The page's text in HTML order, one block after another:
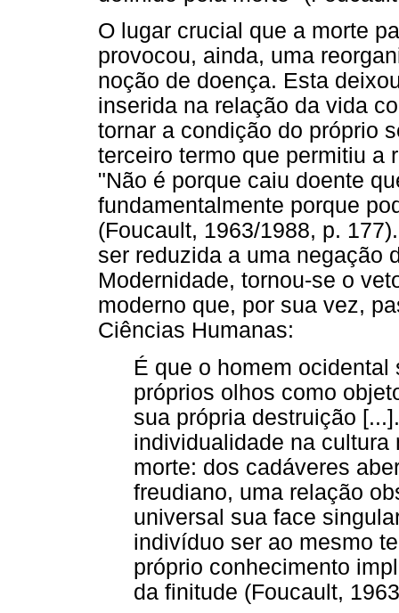
O lugar crucial que a morte
provocou, ainda, uma
noção de doença. Esta
inserida na relação da vida
tornar a condição do próprio
terceiro termo que permitiu a
"Não é porque caiu doente
fundamentalmente porque
(Foucault, 1963/1988, p.
ser reduzida a uma negação
Modernidade, tornou-se o
moderno que, por sua vez,
Ciências Humanas:
É que o homem
próprios olhos como
sua própria destruição
individualidade na
morte: dos cadáveres
freudiano, uma relação
universal sua face
indivíduo ser ao mesmo
próprio conhecimento
da finitude (Foucault,